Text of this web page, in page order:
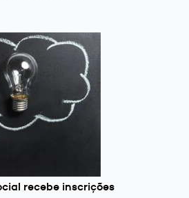
recebe inscrições